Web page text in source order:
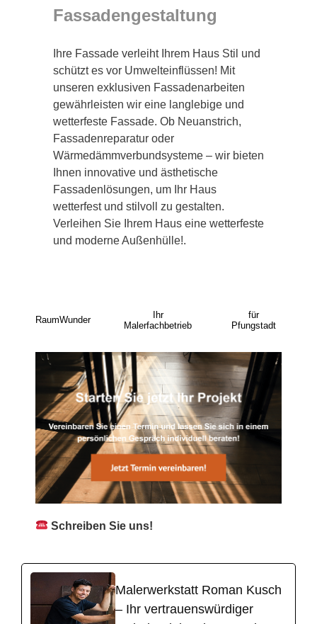
Fassadengestaltung
Ihre Fassade verleiht Ihrem Haus Stil und
schützt es vor Umwelteinflüssen! Mit
unseren exklusiven Fassadenarbeiten
gewährleisten wir eine langlebige und
wetterfeste Fassade. Ob Neuanstrich,
Fassadenreparatur oder
Wärmedämmverbundsysteme – wir bieten
Ihnen innovative und ästhetische
Fassadenlösungen, um Ihr Haus
wetterfest und stilvoll zu gestalten.
Verleihen Sie Ihrem Haus eine wetterfeste
und moderne Außenhülle!.
RaumWunder
Ihr
Malerfachbetrieb
für
Pfungstadt
Schreiben Sie uns!
Malerwerkstatt Roman Kusch
– Ihr vertrauenswürdiger